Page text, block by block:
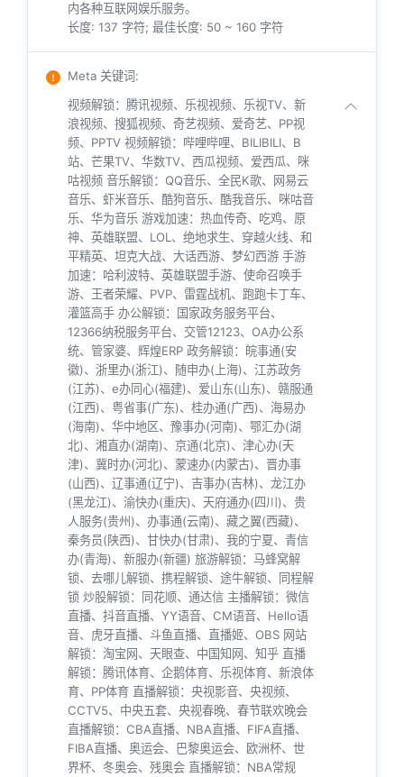
内各种互联网娱乐服务。
长度: 137 字符; 最佳长度: 50 ~ 160 字符
Meta 关键词:
视频解锁：腾讯视频、乐视视频、乐视TV、新
浪视频、搜狐视频、奇艺视频、爱奇艺、PP视
频、PPTV 视频解锁：哔哩哔哩、BILIBILI、B
站、芒果TV、华数TV、西瓜视频、爱西瓜、咪
咕视频 音乐解锁：QQ音乐、全民K歌、网易云
音乐、虾米音乐、酷狗音乐、酷我音乐、咪咕音
乐、华为音乐 游戏加速：热血传奇、吃鸡、原
神、英雄联盟、LOL、绝地求生、穿越火线、和
平精英、坦克大战、大话西游、梦幻西游 手游
加速：哈利波特、英雄联盟手游、使命召唤手
游、王者荣耀、PVP、雷霆战机、跑跑卡丁车、
灌篮高手 办公解锁：国家政务服务平台、
12366纳税服务平台、交管12123、OA办公系
统、管家婆、辉煌ERP 政务解锁：皖事通(安
徽)、浙里办(浙江)、随申办(上海)、江苏政务
(江苏)、e办同心(福建)、爱山东(山东)、赣服通
(江西)、粤省事(广东)、桂办通(广西)、海易办
(海南)、华中地区、豫事办(河南)、鄂汇办(湖
北)、湘直办(湖南)、京通(北京)、津心办(天
津)、冀时办(河北)、蒙速办(内蒙古)、晋办事
(山西)、辽事通(辽宁)、吉事办(吉林)、龙江办
(黑龙江)、渝快办(重庆)、天府通办(四川)、贵
人服务(贵州)、办事通(云南)、藏之翼(西藏)、
秦务员(陕西)、甘快办(甘肃)、我的宁夏、青信
办(青海)、新服办(新疆) 旅游解锁：马蜂窝解
锁、去哪儿解锁、携程解锁、途牛解锁、同程解
锁 炒股解锁：同花顺、通达信 主播解锁：微信
直播、抖音直播、YY语音、CM语音、Hello语
音、虎牙直播、斗鱼直播、直播姬、OBS 网站
解锁：淘宝网、天眼查、中国知网、知乎 直播
解锁：腾讯体育、企鹅体育、乐视体育、新浪体
育、PP体育 直播解锁：央视影音、央视频、
CCTV5、中央五套、央视春晚、春节联欢晚会
直播解锁：CBA直播、NBA直播、FIFA直播、
FIBA直播、奥运会、巴黎奥运会、欧洲杯、世
界杯、冬奥会、残奥会 直播解锁：NBA常规